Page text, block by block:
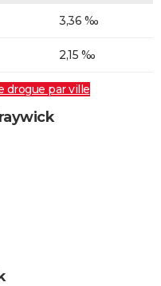
3,36 ‰
2,15 ‰
drogue par ville